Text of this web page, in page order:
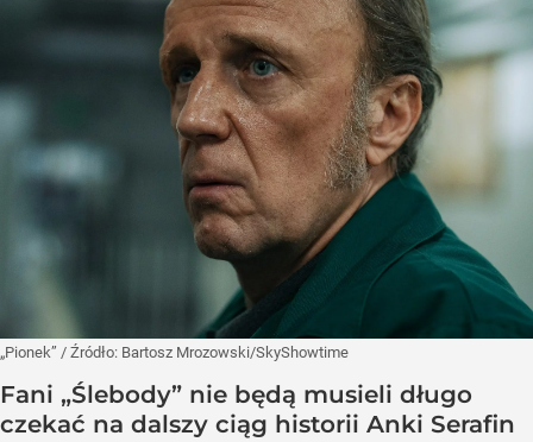
„Pionek” / Źródło: Bartosz Mrozowski/SkyShowtime
Fani „Ślebody” nie będą musieli długo
czekać na dalszy ciąg historii Anki Serafin